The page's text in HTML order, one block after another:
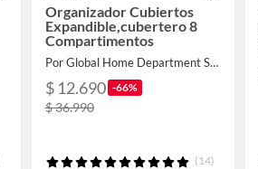
Organizador Cubiertos
Expandible,cubertero 8
Compartimentos
Por Global Home Department Store
$ 12.690 -66%
$ 36.990
(14)